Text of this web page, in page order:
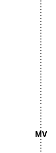
MV